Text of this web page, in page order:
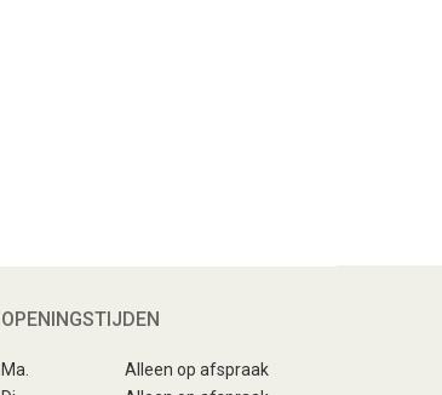
OPENINGSTIJDEN
Ma.
Alleen op afspraak